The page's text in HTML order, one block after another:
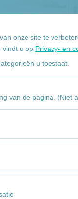
onze site te
vindt u op Privacy- en
u toestaat.
van de pagina. (Niet
correct functioneren
uitgeschakeld.
hoe onze
Deze gegevens
te verbeteren.
te meten